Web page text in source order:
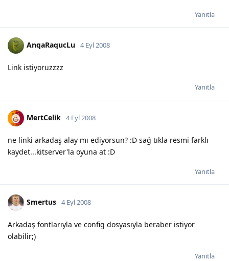
Yanıtla
AnqaRaqucLu 4 Eyl 2008
Link istiyoruzzzz
Yanıtla
MertCelik 4 Eyl 2008
ne linki arkadaş alay mı ediyorsun? :D sağ tıkla resmi farklı
kaydet...kitserver'la oyuna at :D
Yanıtla
Smertus 4 Eyl 2008
Arkadaş fontlarıyla ve config dosyasıyla beraber istiyor
olabilir;)
Yanıtla